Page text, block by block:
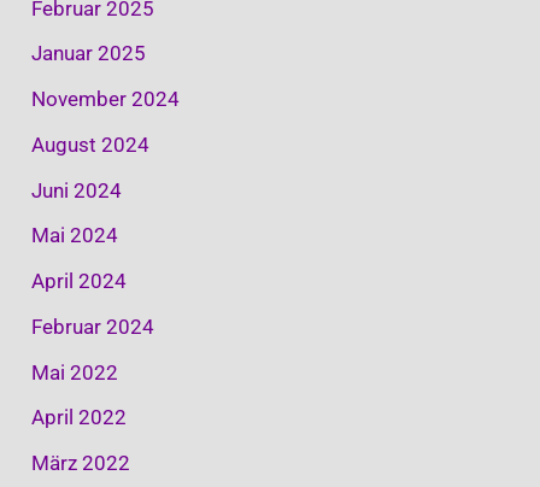
Februar 2025
Januar 2025
November 2024
August 2024
Juni 2024
Mai 2024
April 2024
Februar 2024
Mai 2022
April 2022
März 2022